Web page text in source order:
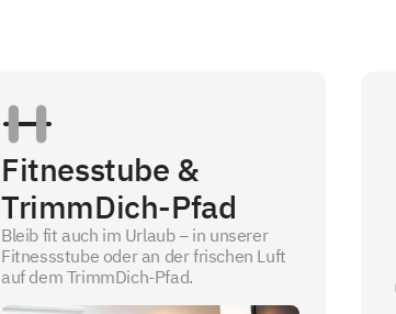
Fitnesstube &
TrimmDich-Pfad
Bleib fit auch im Urlaub – in unserer
Fitnessstube oder an der frischen Luft
auf dem TrimmDich-Pfad.